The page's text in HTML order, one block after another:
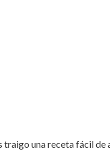
traigo una receta fácil